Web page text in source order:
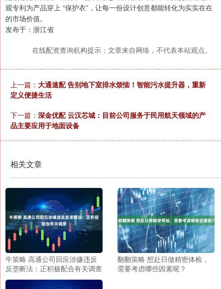
观专利为产品穿上 “保护衣”，让每一份设计创意都能转化为实实在在
的市场价值。
发布于：浙江省
在线配资查询机构提示：文章来自网络，不代表本站观点。
上一篇： 大通速配 告别地下室排水烦恼！智能污水提升器，重新
定义便捷生活
下一篇： 深金优配 云汉芯城：目前公司服务于民用航天领域的产
品主要应用于地面设备
相关文章
牛策略 高通公司回应涉嫌违反
反垄断法：正积极配合有关调查
翻翻策略 想赴日做精密体检，
需要考虑哪些因素呢？